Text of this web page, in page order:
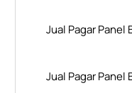
Jual Pagar Panel
Jual Pagar Panel